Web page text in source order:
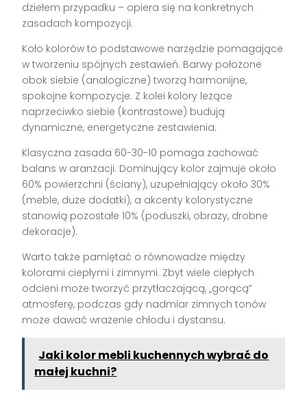
dziełem przypadku – opiera się na konkretnych
zasadach kompozycji.
Koło kolorów to podstawowe narzędzie pomagające
w tworzeniu spójnych zestawień. Barwy położone
obok siebie (analogiczne) tworzą harmonijne,
spokojne kompozycje. Z kolei kolory leżące
naprzeciwko siebie (kontrastowe) budują
dynamiczne, energetyczne zestawienia.
Klasyczna zasada 60-30-10 pomaga zachować
balans w aranżacji. Dominujący kolor zajmuje około
60% powierzchni (ściany), uzupełniający około 30%
(meble, duże dodatki), a akcenty kolorystyczne
stanowią pozostałe 10% (poduszki, obrazy, drobne
dekoracje).
Warto także pamiętać o równowadze między
kolorami ciepłymi i zimnymi. Zbyt wiele ciepłych
odcieni może tworzyć przytłaczającą, „gorącą”
atmosferę, podczas gdy nadmiar zimnych tonów
może dawać wrażenie chłodu i dystansu.
Jaki kolor mebli kuchennych wybrać do
małej kuchni?